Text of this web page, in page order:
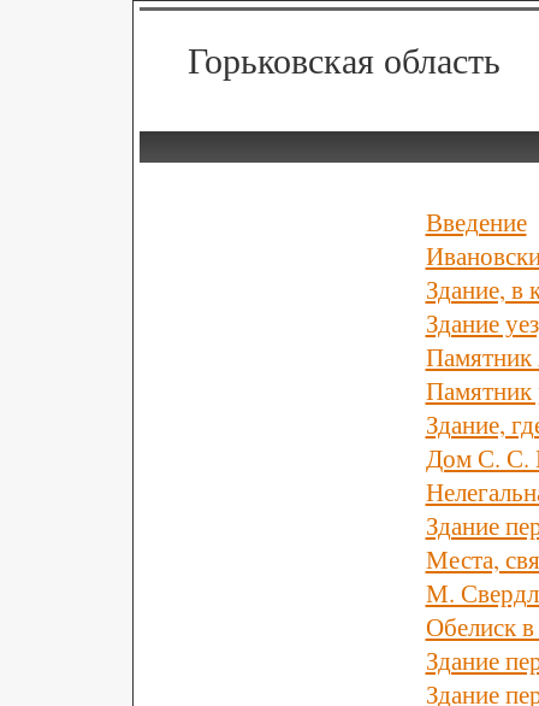
Горьковская область
Введение
Здание, в
Здание
Здание,
Дом С. С.
Здание
Места,
М.
Обелиск
Здание
Здание